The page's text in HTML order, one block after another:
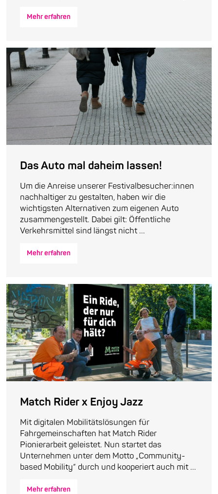
Mehr erfahren
Das Auto mal daheim lassen!
Um die Anreise unserer Festivalbesucher:innen
nachhaltiger zu gestalten, haben wir die
wichtigsten Alternativen zum eigenen Auto
zusammengestellt. Dabei gilt: Öffentliche
Verkehrsmittel sind längst nicht ...
Mehr erfahren
Match Rider x Enjoy Jazz
Mit digitalen Mobilitätslösungen für
Fahrgemeinschaften hat Match Rider
Pionierarbeit geleistet. Nun startet das
Unternehmen unter dem Motto „Community-
based Mobility“ durch und kooperiert auch mit ...
Mehr erfahren